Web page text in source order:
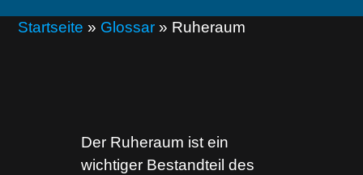
Startseite » Glossar » Ruheraum
Der Ruheraum ist ein
wichtiger Bestandteil des